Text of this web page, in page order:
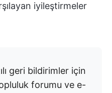
iyileştirmeler
geri bildirimler için
forumu ve e-